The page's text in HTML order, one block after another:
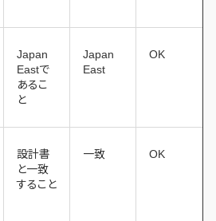
Japan
Eastで
あるこ
と
Japan
East
OK
設計書
と一致
すること
一致 OK